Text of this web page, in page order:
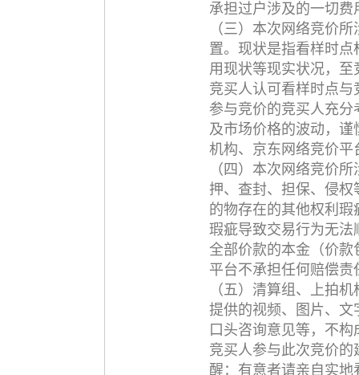
承担过户涉及的一切费
（三）本次网络竞价
置。现状是指看样时
用现状等现实状况，
竞买人认可看样时点
参与竞价的竞买人充
及市场价格的波动，
机构、京东网络竞价
（四）本次网络竞价
押、查封、担保、侵
的物存在的其他权利
瑕疵导致交易行为无
全部价款的本金（价
平台不承担任何赔偿责
（五）清算组、上拍
提供的视频、图片、
口头咨询意见等，不
竞买人参与此次竞价
醒：有意者请亲自实